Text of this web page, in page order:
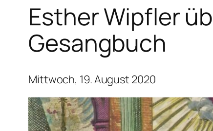
Esther Wipfler
Gesangbuch
Mittwoch, 19. August 2020